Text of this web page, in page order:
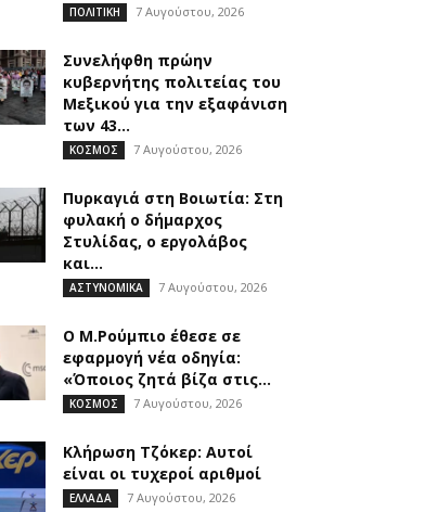
ΠΟΛΙΤΙΚΗ 7 Αυγούστου, 2026
Συνελήφθη πρώην
κυβερνήτης πολιτείας του
Μεξικού για την εξαφάνιση
των 43...
ΚΟΣΜΟΣ 7 Αυγούστου, 2026
Πυρκαγιά στη Βοιωτία: Στη
φυλακή ο δήμαρχος
Στυλίδας, ο εργολάβος
και...
ΑΣΤΥΝΟΜΙΚΑ 7 Αυγούστου, 2026
Ο Μ.Ρούμπιο έθεσε σε
εφαρμογή νέα οδηγία:
«Όποιος ζητά βίζα στις...
ΚΟΣΜΟΣ 7 Αυγούστου, 2026
Κλήρωση Τζόκερ: Αυτοί
είναι οι τυχεροί αριθμοί
ΕΛΛΑΔΑ 7 Αυγούστου, 2026